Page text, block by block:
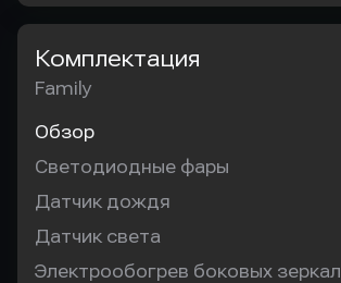
Комплектация
Family
Обзор
Светодиодные фары
Датчик дождя
Датчик света
Электрообогрев боковых зеркал